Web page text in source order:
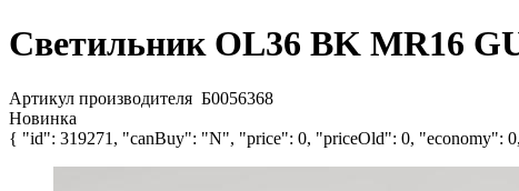
Светильник OL36 BK MR16
Артикул производителя Б0056368
Новинка
{ "id": 319271, "canBuy": "N", "price": 0, "priceOld": 0, "economy":